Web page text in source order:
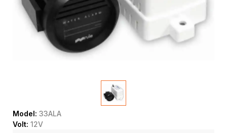
Model: 33ALA
Volt: 12V